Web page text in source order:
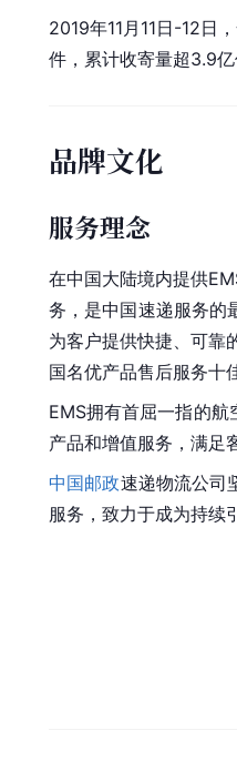
2019年11月11日-12日
件，累计收寄量超3.9
品牌文化
服务理念
在中国大陆境内提供
务，是中国速递服务的
为客户提供快捷、可靠
国名优产品售后服务十
EMS拥有首屈一指的
产品和增值服务，满足
中国邮政速递物流公司
服务，致力于成为持续